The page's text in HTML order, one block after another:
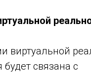
виртуальной
связана с